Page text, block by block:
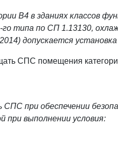
В4 в зданиях классов
го типа по СП 1.13130,
допускается
СПС помещения
при обеспечении
при выполнении условия: